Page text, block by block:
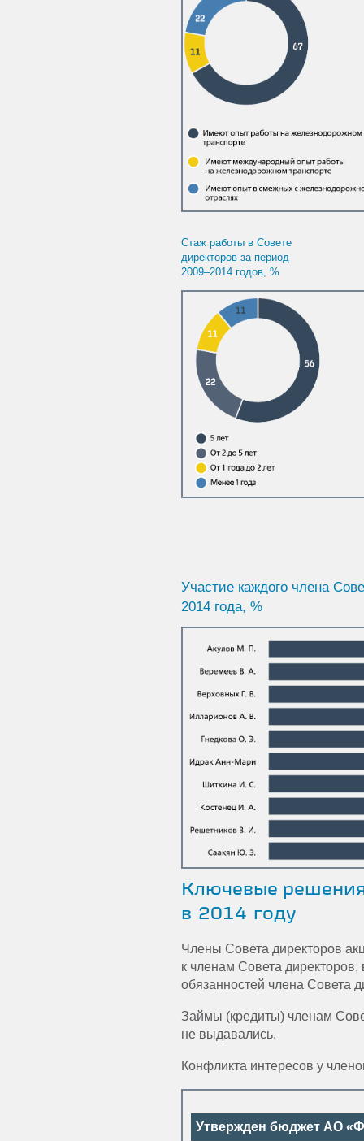
Стаж работы в Совете
директоров за период
2009–2014 годов, %
Участие каждого члена
2014 года, %
Ключевые
в 2014 году
Члены Совета директоров
к членам Совета
обязанностей члена Совета
Займы (кредиты) членам
не выдавались.
Конфликта интересов у
Утвержден бюджет АО